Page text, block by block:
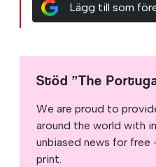
Lägg till som
Stöd ”The
We are proud to
around the world with
unbiased news for free
print.